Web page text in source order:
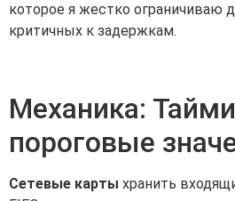
которое я жестко ограничиваю
критичных к задержкам.
Механика:
пороговые
Сетевые карты хранить